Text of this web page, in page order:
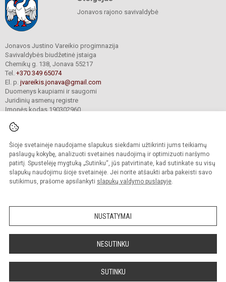
Šioje svetainėje naudojame slapukus siekdami užtikrinti jums teikiamų
paslaugų kokybę, analizuoti svetainės naudojimą ir optimizuoti naršymo
patirtį. Spustelėję mygtuką „Sutinku“, jūs patvirtinate, kad sutinkate su visų
slapukų naudojimu šioje svetainėje. Jei norite atšaukti arba pakeisti savo
sutikimus, prašome apsilankyti slapukų valdymo puslapyje.
NUSTATYMAI
NESUTINKU
SUTINKU
Jonavos rajono savivaldybė
Jonavos Justino Vareikio progimnazija
Savivaldybės biudžetinė įstaiga
Chemikų g. 138, Jonava 55217
Tel. +370 349 65074
El. p. jvareikis.jonava@gmail.com
Duomenys kaupiami ir saugomi
Juridinių asmenų registre
Įmonės kodas 190302960
© 2024. Jonavos Justino Vareikio progimnazija. Visos teisės saugomos.
Kopijuoti turinį be raštiško įstaigos administracijos sutikimo griežtai draudžiama.
Prieinamumo paraiška Slapukų valdymas
Sumanus būdas atnaujinti